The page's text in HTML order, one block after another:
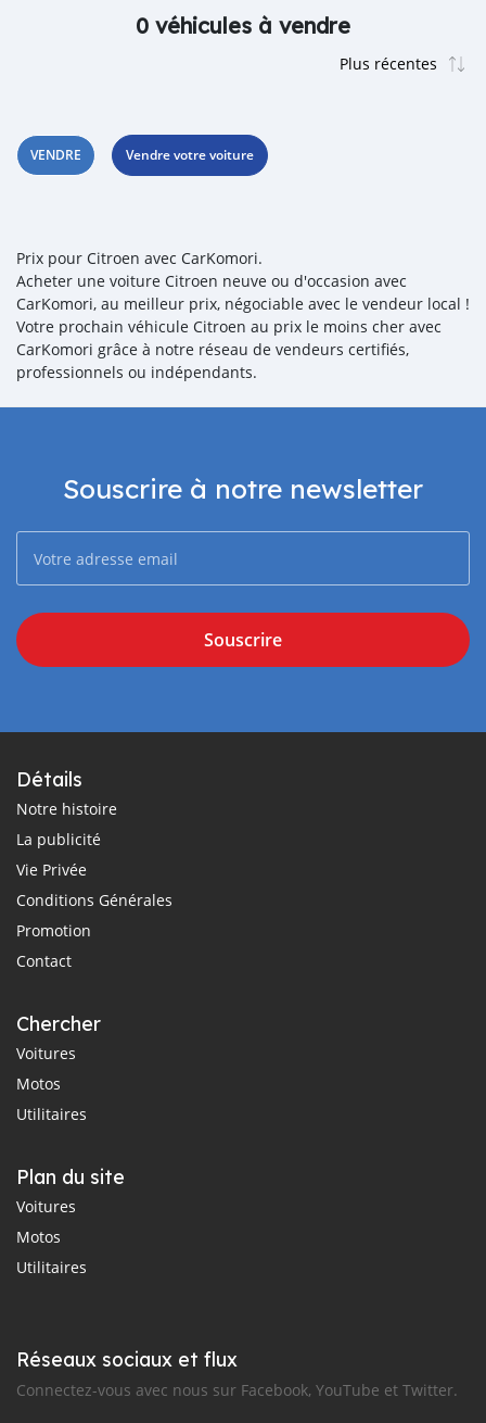
0 véhicules à vendre
VENDRE Vendre votre voiture
Prix pour Citroen avec CarKomori.
Acheter une voiture Citroen neuve ou d'occasion avec
CarKomori, au meilleur prix, négociable avec le vendeur local !
Votre prochain véhicule Citroen au prix le moins cher avec
CarKomori grâce à notre réseau de vendeurs certifiés,
professionnels ou indépendants.
Souscrire à notre newsletter
Souscrire
Détails
Notre histoire
La publicité
Vie Privée
Conditions Générales
Promotion
Contact
Chercher
Voitures
Motos
Utilitaires
Plan du site
Voitures
Motos
Utilitaires
Réseaux sociaux et flux
Connectez-vous avec nous sur Facebook, YouTube et Twitter.